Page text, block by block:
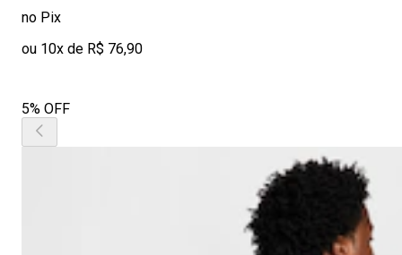
no Pix
ou 10x de R$ 76,90
5% OFF